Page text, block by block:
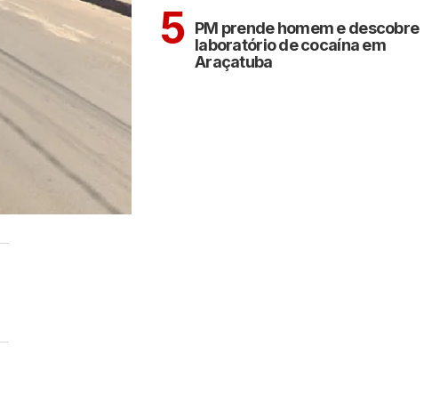
5 PM prende homem e descobre
laboratório de cocaína em
Araçatuba